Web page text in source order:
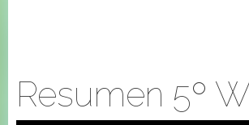
Resumen 5º